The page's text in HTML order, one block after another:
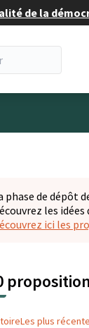
de la
phase de dépôt
les
ici les
Les plus